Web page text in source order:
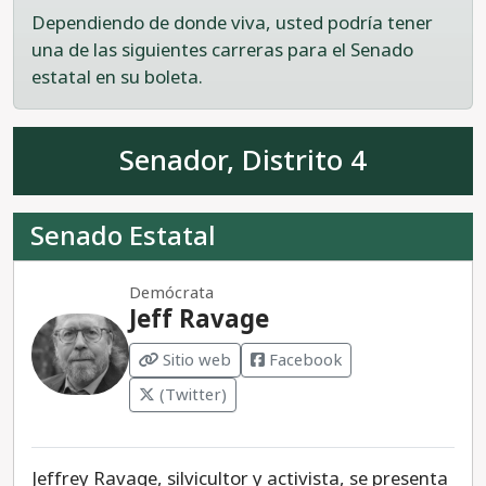
COVID-19 o tratamientos efectivos.
Recomendamos votar por Plomar.
Dependiendo de donde viva, usted podría tener
una de las siguientes carreras para el Senado
estatal en su boleta.
Senador, Distrito 4
Senado Estatal
Demócrata
Jeff Ravage
Sitio web
Facebook
(Twitter)
Jeffrey Ravage, silvicultor y activista, se presenta